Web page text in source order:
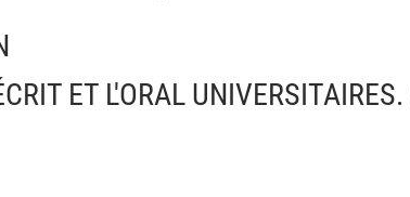
ET L'ORAL UNIVERSITAIRES.